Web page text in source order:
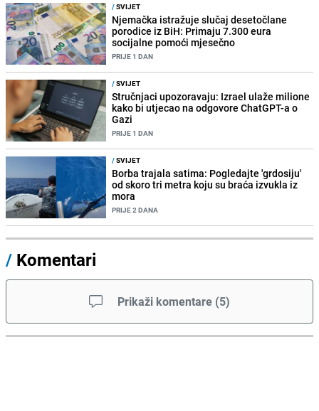
/SVIJET
Njemačka istražuje slučaj desetočlane
porodice iz BiH: Primaju 7.300 eura
socijalne pomoći mjesečno
PRIJE 1 DAN
/SVIJET
Stručnjaci upozoravaju: Izrael ulaže milione
kako bi utjecao na odgovore ChatGPT-a o
Gazi
PRIJE 1 DAN
/SVIJET
Borba trajala satima: Pogledajte 'grdosiju'
od skoro tri metra koju su braća izvukla iz
mora
PRIJE 2 DANA
/ Komentari
Prikaži komentare (5)